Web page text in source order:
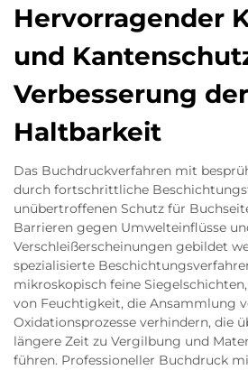
Hervorragender
und
Verbesserung der
Haltbarkeit
Das Buchdruckverfahren mit
durch fortschrittliche
unübertroffenen Schutz für
Barrieren gegen Umwelteinflüsse
Verschleißerscheinungen gebildet
spezialisierte
mikroskopisch feine
von Feuchtigkeit, die Ansammlung
Oxidationsprozesse verhindern, die
längere Zeit zu Vergilbung und
führen. Professioneller Buchdruck